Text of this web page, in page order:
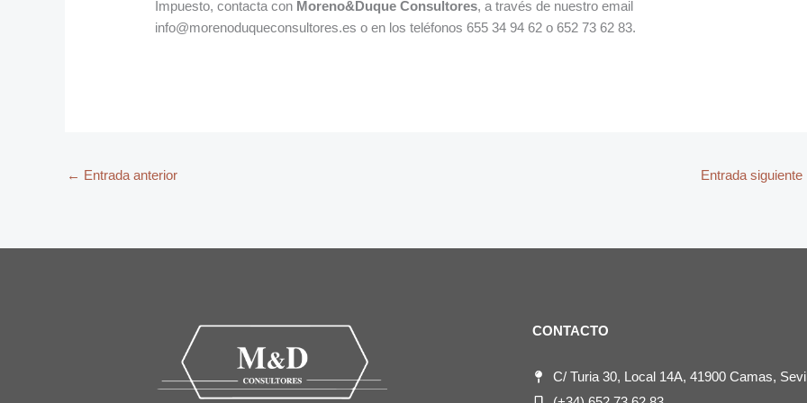
Impuesto, contacta con Moreno&Duque Consultores, a través de nuestro email
info@morenoduqueconsultores.es o en los teléfonos 655 34 94 62 o 652 73 62 83.
← Entrada anterior Entrada siguiente
CONTACTO
C/ Turia 30, Local 14A, 41900 Camas,